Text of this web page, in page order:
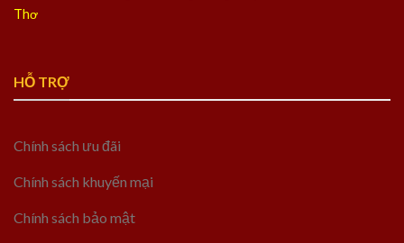
Thơ
HỖ TRỢ
Chính sách ưu đãi
Chính sách khuyến mại
Chính sách bảo mật